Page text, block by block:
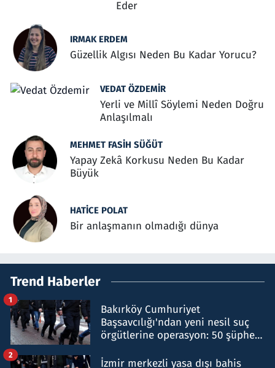
Eder
IRMAK ERDEM
Güzellik Algısı Neden Bu Kadar Yorucu?
VEDAT ÖZDEMIR
Yerli ve Millî Söylemi Neden Doğru
Anlaşılmalı
MEHMET FASIH SÜĞÜT
Yapay Zekâ Korkusu Neden Bu Kadar
Büyük
HATICE POLAT
Bir anlaşmanın olmadığı dünya
Trend Haberler
Bakırköy Cumhuriyet
Başsavcılığı'ndan yeni nesil suç
örgütlerine operasyon: 50 şüpheli
1
İzmir merkezli yasa dışı bahis
2